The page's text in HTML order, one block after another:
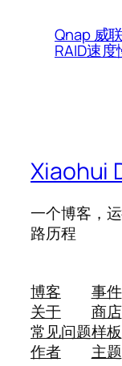
Qnap 威
RAID速度
Xiaohui
一个博客，
路历程
博客
关于
常见问题
作者
事件
商店
样板
主题